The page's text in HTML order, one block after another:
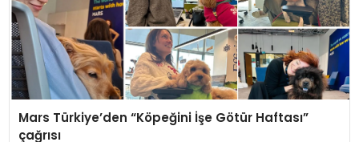
Mars Türkiye’den “Köpeğini İşe Götür Haftası”
çağrısı